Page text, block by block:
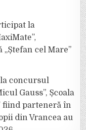
la
cel Mare”
concursul
Gauss”, Școala
fiind parteneră în
din Vrancea au